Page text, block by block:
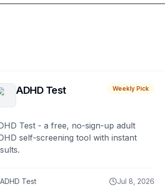
ADHD Test Weekly Pick
Test - a free, no-sign-up adult
self-screening tool with instant
ADHD Test Jul 8, 2026